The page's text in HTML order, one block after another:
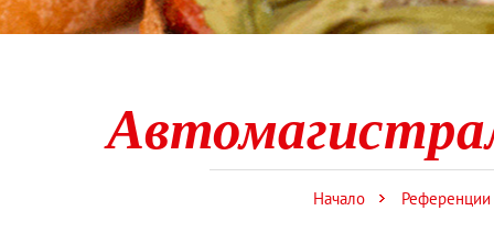
Начало Референции